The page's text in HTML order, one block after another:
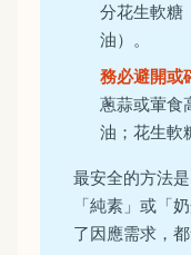
分花生軟糖
油）。
務必避開或
蔥蒜或葷食
油；花生軟
最安全的方法
「純素」或「
了因應需求，